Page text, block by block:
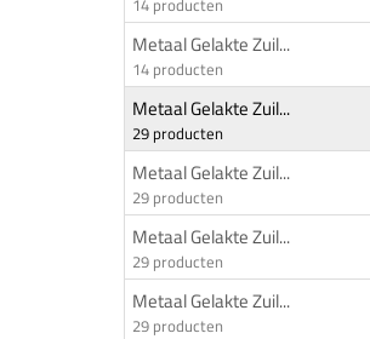
14 producten
Metaal Gelakte Zuil...
14 producten
Metaal Gelakte Zuil...
29 producten
Metaal Gelakte Zuil...
29 producten
Metaal Gelakte Zuil...
29 producten
Metaal Gelakte Zuil...
29 producten